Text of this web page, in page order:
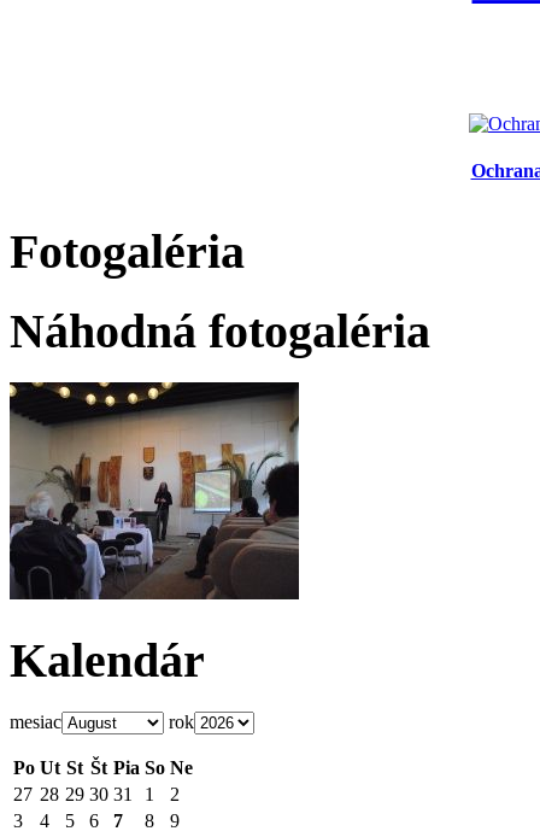
Fotogaléria
Náhodná fotogaléria
Kalendár
mesiac rok
Po Ut St Št Pia So Ne
27 28 29 30 31 1
2
3
4 5 6 7 8
9